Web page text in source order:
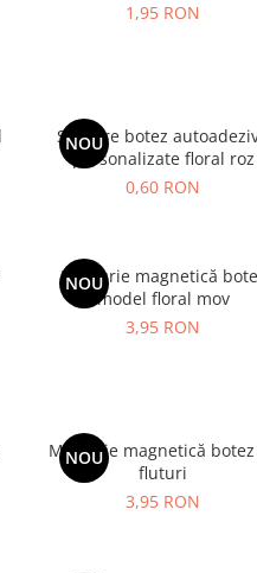
1,95 RON
NOU
Stickere botez
personalizate floral roz
0,60 RON
NOU
Mărturie magnetică
model floral mov
3,95 RON
NOU
Mărturie magnetică
fluturi
3,95 RON